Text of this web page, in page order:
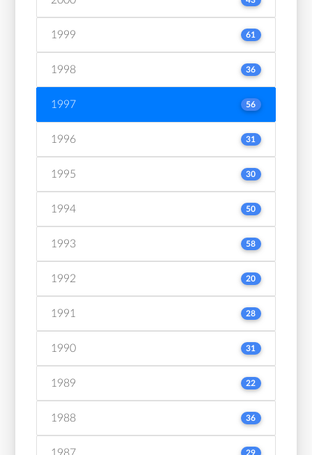
1999 61
1998 36
1997 56
1996 31
1995 30
1994 50
1993 58
1992 20
1991 28
1990 31
1989 22
1988 36
1987 29